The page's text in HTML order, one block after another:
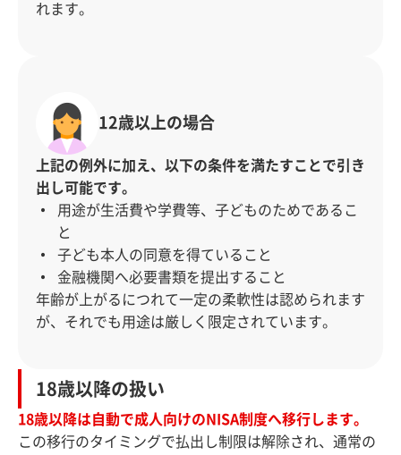
れます。
12歳以上の場合
上記の例外に加え、以下の条件を満たすことで引き
出し可能です。
用途が生活費や学費等、子どものためであるこ
と
子ども本人の同意を得ていること
金融機関へ必要書類を提出すること
年齢が上がるにつれて一定の柔軟性は認められます
が、それでも用途は厳しく限定されています。
18歳以降の扱い
18歳以降は自動で成人向けのNISA制度へ移行します。
この移行のタイミングで払出し制限は解除され、通常の